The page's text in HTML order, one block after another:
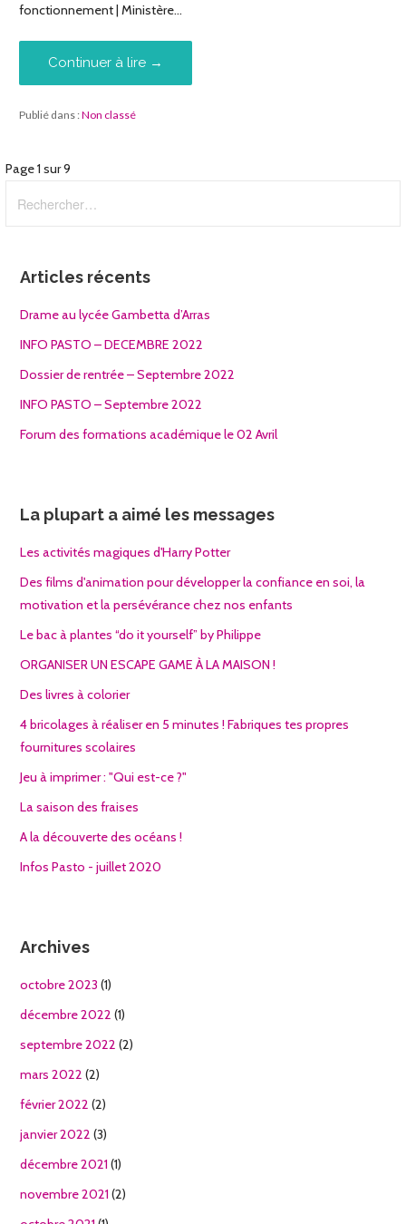
fonctionnement | Ministère…
Continuer à lire →
Publié dans :Non classé
Navigation
dans
Page 1 sur 9
Articles récents
Drame au lycée Gambetta d’Arras
INFO PASTO – DECEMBRE 2022
Dossier de rentrée – Septembre 2022
INFO PASTO – Septembre 2022
Forum des formations académique le 02 Avril
La plupart a aimé les messages
Les activités magiques d'Harry Potter
Des films d'animation pour développer la confiance en soi, la
motivation et la persévérance chez nos enfants
Le bac à plantes “do it yourself” by Philippe
ORGANISER UN ESCAPE GAME À LA MAISON !
Des livres à colorier
4 bricolages à réaliser en 5 minutes ! Fabriques tes propres
fournitures scolaires
Jeu à imprimer : "Qui est-ce ?"
La saison des fraises
A la découverte des océans !
Infos Pasto - juillet 2020
Archives
octobre 2023 (1)
décembre 2022 (1)
septembre 2022 (2)
mars 2022 (2)
février 2022 (2)
janvier 2022 (3)
décembre 2021 (1)
novembre 2021 (2)